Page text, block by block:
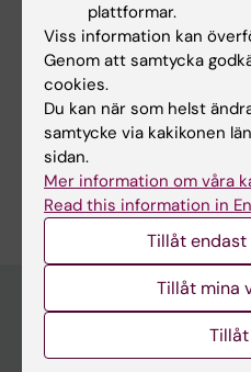
Forskningsområden:
Annan klinisk medicin
Folkhälsovetenskap, global
Kardiologi och
Är du Ehab Al-Sodany?
Redigera din profil
plattformar.
Viss information kan
Genom att samtycka
cookies.
Du kan när som helst
samtycke via kakikonen
sidan.
Mer information om våra
Read this information in
Tillåt endast
Tillåt mina